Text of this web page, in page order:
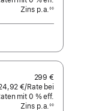
Zins p.a.eff.
◊◊
299 €
€/Rate pro
Rate
bei
Raten
mit 0 % eff.
Zins p.a.eff.
◊◊